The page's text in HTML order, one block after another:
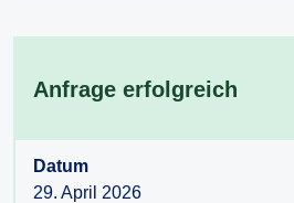
Anfrage erfolgreich
Datum
29. April 2026